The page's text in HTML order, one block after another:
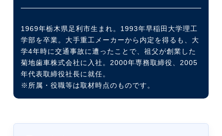
1969年栃木県足利市生まれ。1993年早稲田大学理工
学部を卒業。大手重工メーカーから内定を得るも、大
学4年時に交通事故に遭ったことで、祖父が創業した
菊地歯車株式会社に入社。2000年専務取締役、2005
年代表取締役社長に就任。
※所属・役職等は取材時点のものです。